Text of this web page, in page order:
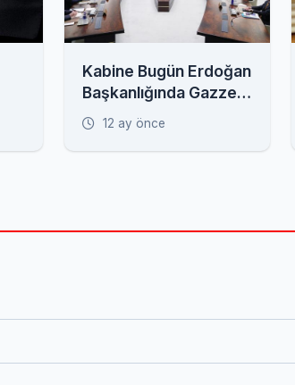
Kabine Bugün Erdoğan
Başkanlığında Gazze
Gündemiyle
Toplanıyor
12 ay önce